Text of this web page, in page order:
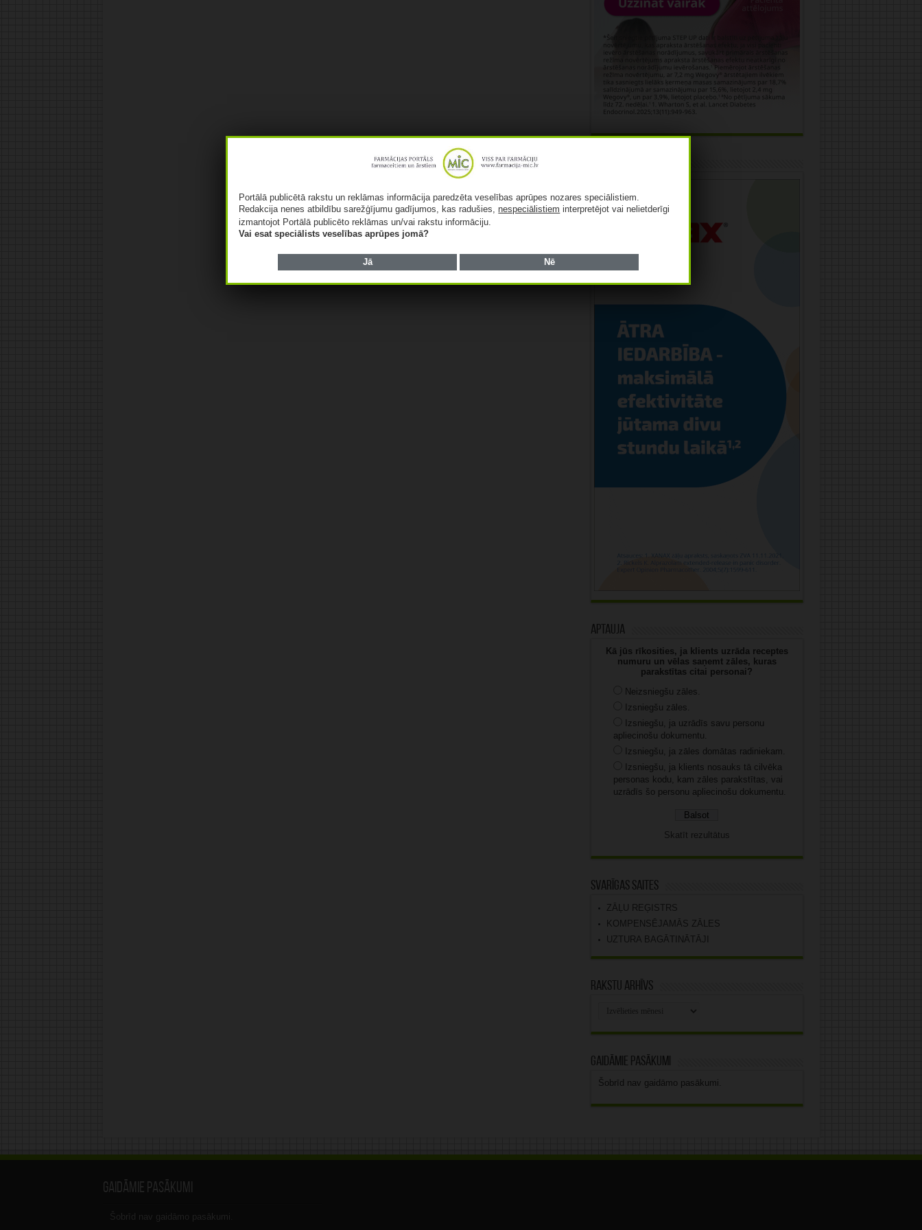
Aptauja
Kā jūs rīkosities, ja klients uzrāda receptes
numuru un vēlas saņemt zāles, kuras
parakstītas citai personai?
Neizsniegšu zāles.
Izsniegšu zāles.
Izsniegšu, ja uzrādīs savu personu
apliecinošu dokumentu.
Izsniegšu, ja zāles domātas radiniekam.
Izsniegšu, ja klients nosauks tā cilvēka
personas kodu, kam zāles parakstītas, vai
uzrādīs šo personu apliecinošu dokumentu.
Skatīt rezultātus
Svarīgas saites
ZĀĻU REĢISTRS
KOMPENSĒJAMĀS ZĀLES
UZTURA BAGĀTINĀTĀJI
Rakstu arhīvs
Gaidāmie pasākumi
Šobrīd nav gaidāmo pasākumi.
Gaidāmie pasākumi
Šobrīd nav gaidāmo pasākumi.
Portālā publicētā rakstu un reklāmas informācija paredzēta veselības aprūpes nozares speciālistiem.
Redakcija nenes atbildību sarežģījumu gadījumos, kas radušies,nespeciālistiem interpretējot vai nelietderīgi
izmantojot Portālā publicēto reklāmas un/vai rakstu informāciju.
Vai esat speciālists veselības aprūpes jomā?
Jā Nē